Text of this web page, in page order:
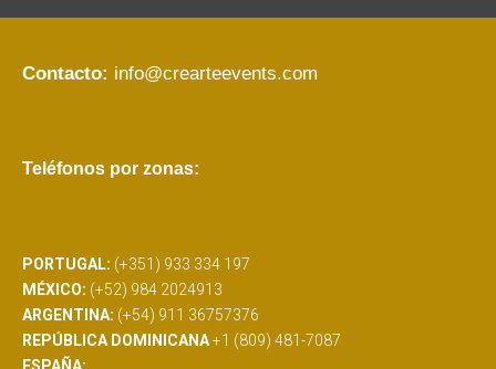
Contacto: info@crearteevents.com
Teléfonos por zonas:
PORTUGAL: (+351) 933 334 197
MÉXICO: (+52) 984 2024913
ARGENTINA: (+54) 911 36757376
REPÚBLICA DOMINICANA+1 (809) 481-7087